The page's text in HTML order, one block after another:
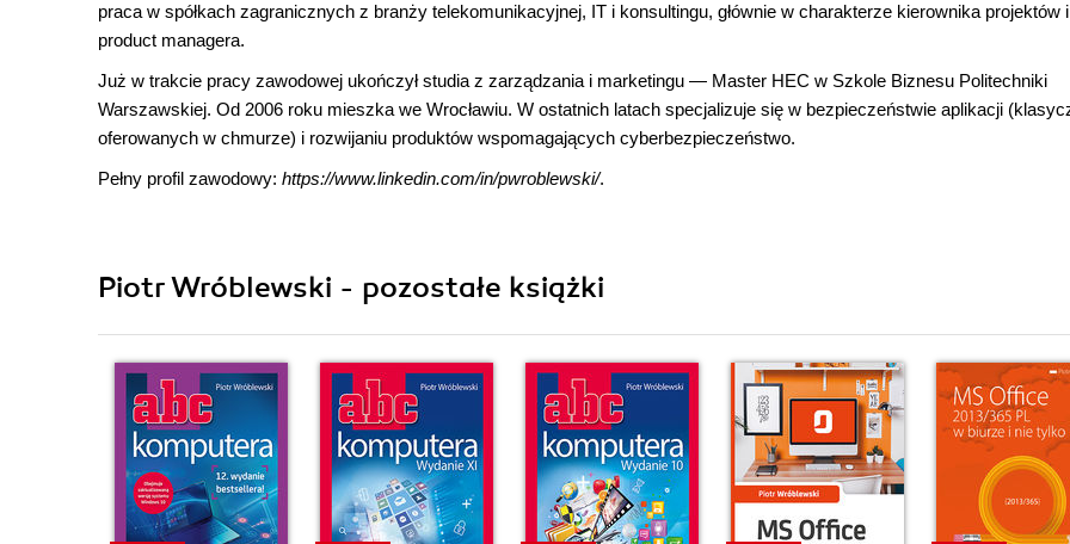
praca w spółkach zagranicznych z branży telekomunikacyjnej, IT i konsultingu, głównie w charakterze kierownika projektów i
product managera.
Już w trakcie pracy zawodowej ukończył studia z zarządzania i marketingu ― Master HEC w Szkole Biznesu Politechniki
Warszawskiej. Od 2006 roku mieszka we Wrocławiu. W ostatnich latach specjalizuje się w bezpieczeństwie aplikacji
oferowanych w chmurze) i rozwijaniu produktów wspomagających cyberbezpieczeństwo.
Pełny profil zawodowy: https://www.linkedin.com/in/pwroblewski/.
Piotr Wróblewski - pozostałe książki